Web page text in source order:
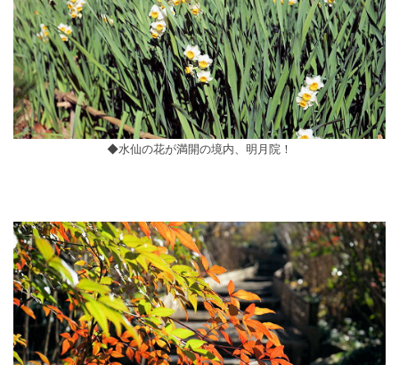
◆水仙の花が満開の境内、明月院！